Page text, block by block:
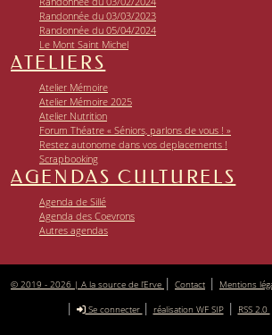
Randonnée du 03/03/2023
Randonnée du 05/04/2024
Le Mont Saint Michel
ATELIERS
Atelier Mémoire
Atelier Mémoire 2025
Atelier Nutrition
Forum Théatre « Séniors, parlons de vous ! »
Restez autonome dans vos deplacements !
Scrapbooking
AGENDAS CULTURELS
Agenda de Sillé
Agenda des Coevrons
Autres agendas
© 2019 - 2026 | A la source de l’Erve | Contact | Mentions
| Se connecter | réalisation WF SIP| RSS 2.0